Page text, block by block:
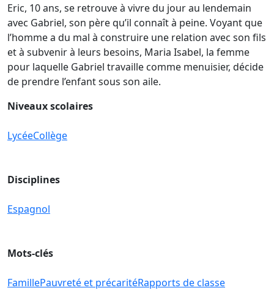
Eric, 10 ans, se retrouve à vivre du jour au lendemain
avec Gabriel, son père qu’il connaît à peine. Voyant que
l’homme a du mal à construire une relation avec son fils
et à subvenir à leurs besoins, Maria Isabel, la femme
pour laquelle Gabriel travaille comme menuisier, décide
de prendre l’enfant sous son aile.
Niveaux scolaires
LycéeCollège
Disciplines
Espagnol
Mots-clés
FamillePauvreté et précaritéRapports de classe